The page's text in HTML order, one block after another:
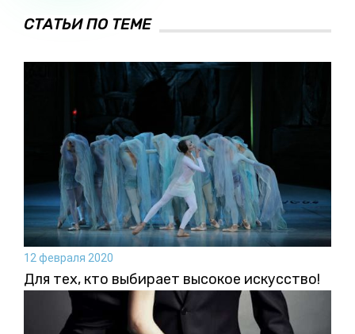
СТАТЬИ ПО ТЕМЕ
12 февраля 2020
Для тех, кто выбирает высокое искусство!